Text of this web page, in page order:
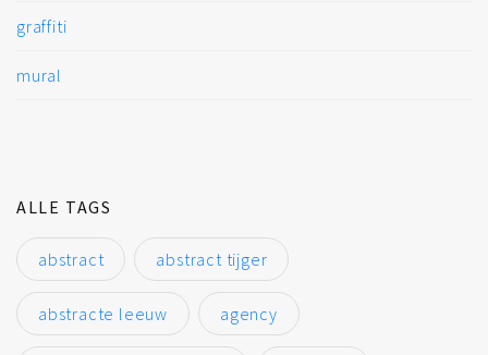
graffiti
mural
ALLE TAGS
abstract abstract tijger
abstracte leeuw agency